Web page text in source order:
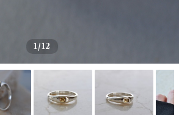
1/12